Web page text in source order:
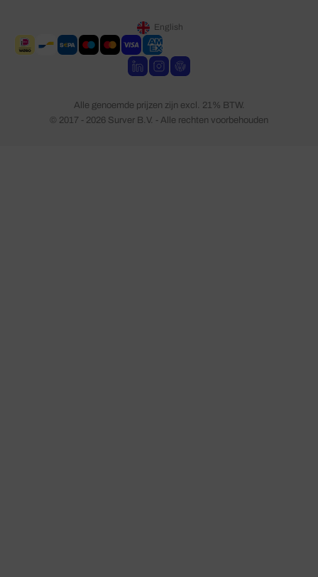
English
© 2017 - 2026 Surver B.V. - Alle rechten voorbehouden
Alle genoemde prijzen zijn excl. 21% BTW.